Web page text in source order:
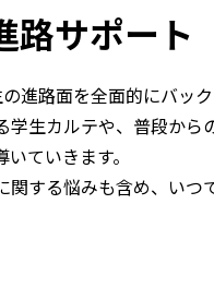
路サポート
進路面を全面的にバック
生カルテや、普段から
ていきます。
関する悩みも含め、いつ